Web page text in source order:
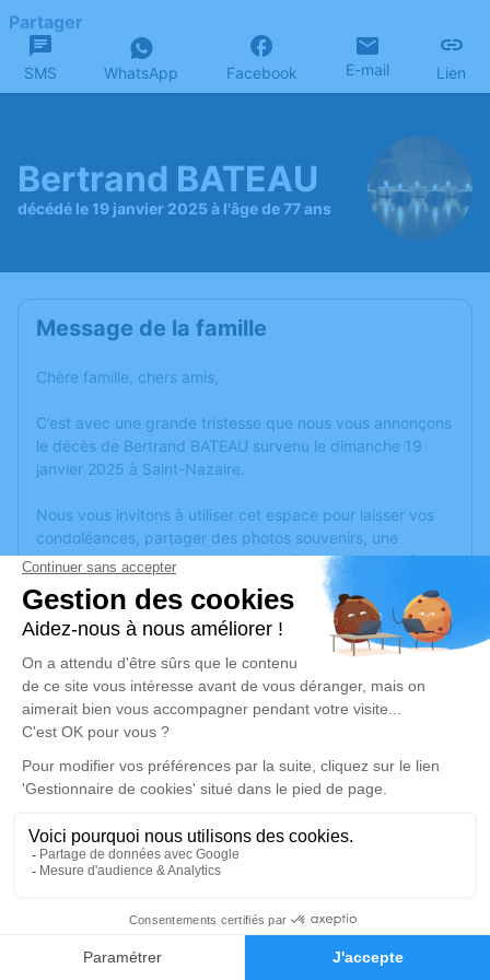
Faire-part Hommages
Partager
SMS WhatsApp Facebook E-mail Lien
Bertrand BATEAU
décédé le 19 janvier 2025 à l'âge de 77 ans
Message de la famille
Chère famille, chers amis,
C’est avec une grande tristesse que nous vous annonçons
le décès de Bertrand BATEAU survenu le dimanche 19
janvier 2025 à Saint-Nazaire.
Nous vous invitons à utiliser cet espace pour laisser vos
condoléances, partager des photos souvenirs, une
anecdote ou exprimer vos pensées à travers des poèmes
ou des textes. Cet endroit est un lieu d'expression dédié à
honorer la mémoire de Bertrand BATEAU.
Un service de plantation d’arbre hommage estdisponible
mardi 28 janvier 2025 à 10h30
Notre Dame des Dunes de Pornichet
Avenue Jeanne d'Arc